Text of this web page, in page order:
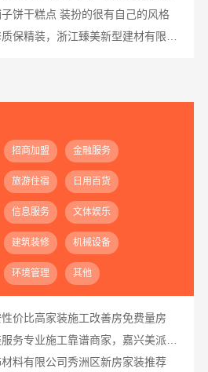
饼干糕点 装扮的很有自己的风格
招商加盟 金融服务
旅游住宿 日用百货
信息服务 文体娱乐
建筑装修 机械设备
环境管理 其他
价比高家装施工改善房免费量房
料有限公司秀洲区新房家装推荐